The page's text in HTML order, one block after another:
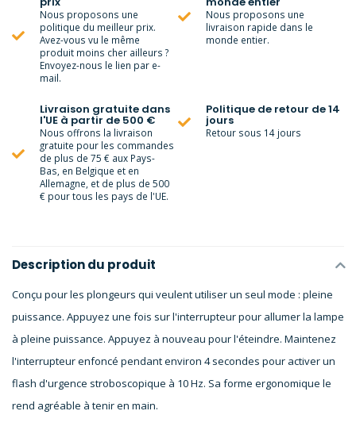
Nous proposons une
politique du meilleur prix.
Avez-vous vu le même
produit moins cher ailleurs ?
Envoyez-nous le lien par e-
mail.
Nous proposons une
livraison rapide dans le
monde entier.
Livraison gratuite dans
l'UE à partir de 500 €
Nous offrons la livraison
gratuite pour les commandes
de plus de 75 € aux Pays-
Bas, en Belgique et en
Allemagne, et de plus de 500
€ pour tous les pays de l'UE.
Politique de retour de 14
jours
Retour sous 14 jours
Description du produit
Conçu pour les plongeurs qui veulent utiliser un seul mode : pleine
puissance. Appuyez une fois sur l'interrupteur pour allumer la lampe
à pleine puissance. Appuyez à nouveau pour l'éteindre. Maintenez
l'interrupteur enfoncé pendant environ 4 secondes pour activer un
flash d'urgence stroboscopique à 10 Hz. Sa forme ergonomique le
rend agréable à tenir en main.